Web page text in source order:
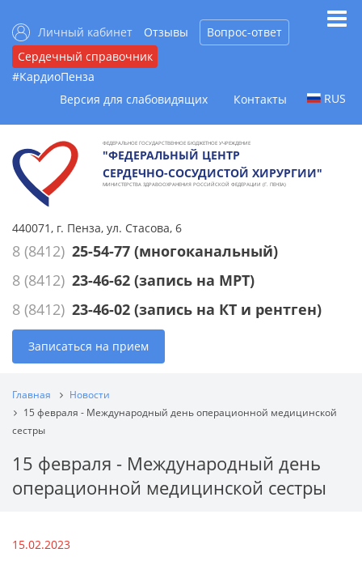
Личный кабинет Отзывы
Вопрос-ответ
Сердечный справочник
#КардиоПенза
Версия для слабовидящих
Контакты RUS
ФЕДЕРАЛЬНОЕ ГОСУДАРСТВЕННОЕ БЮДЖЕТНОЕ УЧРЕЖДЕНИЕ
"ФЕДЕРАЛЬНЫЙ ЦЕНТР
СЕРДЕЧНО-СОСУДИСТОЙ ХИРУРГИИ"
МИНИСТЕРСТВА ЗДРАВООХРАНЕНИЯ РОССИЙСКОЙ ФЕДЕРАЦИИ (Г. ПЕНЗА)
440071, г. Пенза, ул. Стасова, 6
8 (8412) 25-54-77 (многоканальный)
8 (8412) 23-46-62 (запись на МРТ)
8 (8412) 23-46-02 (запись на КТ и рентген)
Записаться на прием
Главная
Новости
15 февраля - Международный день операционной медицинской
сестры
15 февраля - Международный день
операционной медицинской сестры
15.02.2023